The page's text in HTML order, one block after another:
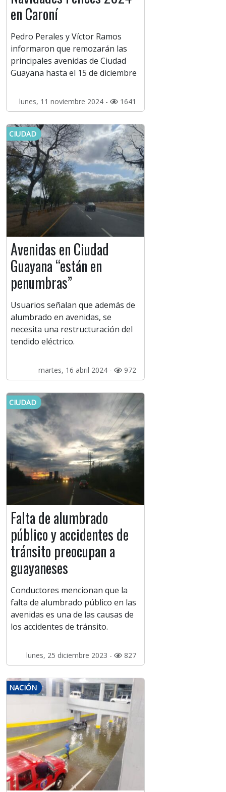
en Caroní
Pedro Perales y Víctor Ramos
informaron que remozarán las
principales avenidas de Ciudad
Guayana hasta el 15 de diciembre
lunes, 11 noviembre 2024 - 1641
CIUDAD
Avenidas en Ciudad
Guayana “están en
penumbras”
Usuarios señalan que además de
alumbrado en avenidas, se
necesita una restructuración del
tendido eléctrico.
martes, 16 abril 2024 - 972
CIUDAD
Falta de alumbrado
público y accidentes de
tránsito preocupan a
guayaneses
Conductores mencionan que la
falta de alumbrado público en las
avenidas es una de las causas de
los accidentes de tránsito.
lunes, 25 diciembre 2023 - 827
NACIÓN